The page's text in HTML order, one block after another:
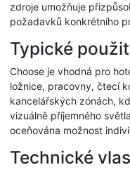
zdroje umožňuje
požadavků konkrétního
Typické
Choose je vhodná pro
ložnice, pracovny, čtecí
kancelářských zónách,
vizuálně příjemného
oceňována možnost
Technické